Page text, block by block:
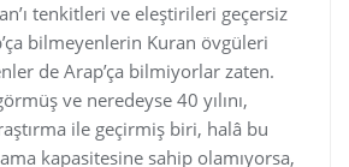
tenkitleri ve eleştirileri geçersiz
bilmeyenlerin Kuran övgüleri
de Arap’ça bilmiyorlar zaten.
ve neredeyse 40 yılını,
ile geçirmiş biri, halâ bu
kapasitesine sahip olamıyorsa,